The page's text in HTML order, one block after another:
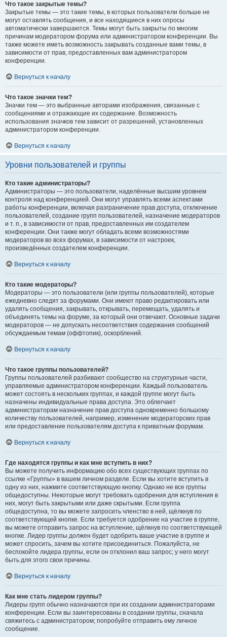
Что такое закрытые темы?
Закрытые темы — это такие темы, в которых пользователи больше не
могут оставлять сообщения, и все находящиеся в них опросы
автоматически завершаются. Темы могут быть закрыты по многим
причинам модератором форума или администратором конференции. Вы
также можете иметь возможность закрывать созданные вами темы, в
зависимости от прав, предоставленных вам администратором
конференции.
Вернуться к началу
Что такое значки тем?
Значки тем — это выбранные авторами изображения, связанные с
сообщениями и отражающие их содержание. Возможность
использования значков тем зависит от разрешений, установленных
администратором конференции.
Вернуться к началу
Уровни пользователей и группы
Кто такие администраторы?
Администраторы — это пользователи, наделённые высшим уровнем
контроля над конференцией. Они могут управлять всеми аспектами
работы конференции, включая разграничение прав доступа, отключение
пользователей, создание групп пользователей, назначение модераторов
и т. п., в зависимости от прав, предоставленных им создателем
конференции. Они также могут обладать всеми возможностями
модераторов во всех форумах, в зависимости от настроек,
произведённых создателем конференции.
Вернуться к началу
Кто такие модераторы?
Модераторы — это пользователи (или группы пользователей), которые
ежедневно следят за форумами. Они имеют право редактировать или
удалять сообщения, закрывать, открывать, перемещать, удалять и
объединять темы на форуме, за который они отвечают. Основные задачи
модераторов — не допускать несоответствия содержания сообщений
обсуждаемым темам (оффтопик), оскорблений.
Вернуться к началу
Что такое группы пользователей?
Группы пользователей разбивают сообщество на структурные части,
управляемые администратором конференции. Каждый пользователь
может состоять в нескольких группах, и каждой группе могут быть
назначены индивидуальные права доступа. Это облегчает
администраторам назначение прав доступа одновременно большому
количеству пользователей, например, изменение модераторских прав
или предоставление пользователям доступа к приватным форумам.
Вернуться к началу
Где находятся группы и как мне вступить в них?
Вы можете получить информацию обо всех существующих группах по
ссылке «Группы» в вашем личном разделе. Если вы хотите вступить в
одну из них, нажмите соответствующую кнопку. Однако не все группы
общедоступны. Некоторые могут требовать одобрения для вступления в
них, могут быть закрытыми или даже скрытыми. Если группа
общедоступна, то вы можете запросить членство в ней, щёлкнув по
соответствующей кнопке. Если требуется одобрение на участие в группе,
вы можете отправить запрос на вступление, щёлкнув по соответствующей
кнопке. Лидер группы должен будет одобрить ваше участие в группе и
может спросить, зачем вы хотите присоединиться. Пожалуйста, не
беспокойте лидера группы, если он отклонил ваш запрос; у него могут
быть для этого свои причины.
Вернуться к началу
Как мне стать лидером группы?
Лидеры групп обычно назначаются при их создании администраторами
конференции. Если вы заинтересованы в создании группы, сначала
свяжитесь с администратором; попробуйте отправить ему личное
сообщение.